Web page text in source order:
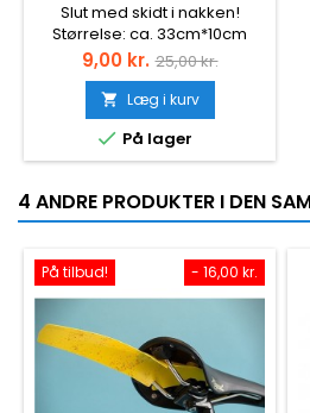
Slut med skidt i nakken!
Størrelse: ca. 33cm*10cm
Farve : Assorteret
Pris
9,00 kr. Normalpris
25,00 kr.
 Læg i kurv
 På lager
4 ANDRE PRODUKTER I DEN
- 16,00 kr.
På tilbud!